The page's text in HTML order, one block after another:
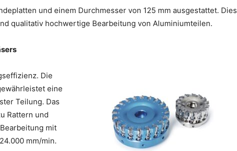
und einem Durchmesser von 125 mm ausgestattet. Dies
qualitativ hochwertige Bearbeitung von Aluminiumteilen.
Die
eine
Teilung. Das
Rattern und
mit
mm/min.